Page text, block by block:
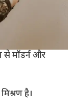
से मॉडर्न और
है।